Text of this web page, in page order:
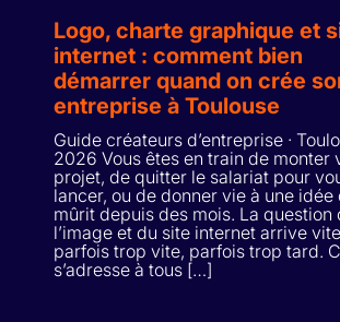
Logo, charte graphique et
internet : comment bien
démarrer quand on crée
entreprise à Toulouse
Guide créateurs d’entreprise ·
2026 Vous êtes en train de monter
projet, de quitter le salariat pour
lancer, ou de donner vie à une idée
mûrit depuis des mois. La question
l’image et du site internet arrive
parfois trop vite, parfois trop tard.
s’adresse à tous […]